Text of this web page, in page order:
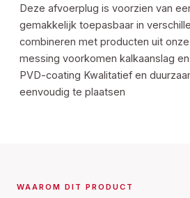
Deze afvoerplug is voorzien van
gemakkelijk toepasbaar in
combineren met producten uit
messing voorkomen kalkaanslag
PVD-coating Kwalitatief en
eenvoudig te plaatsen
WAAROM DIT PRODUCT